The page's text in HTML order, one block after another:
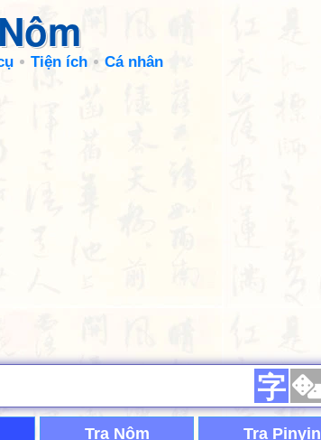
Tiện ích Cá nhân
字
Tra Nôm Tra Pinyin